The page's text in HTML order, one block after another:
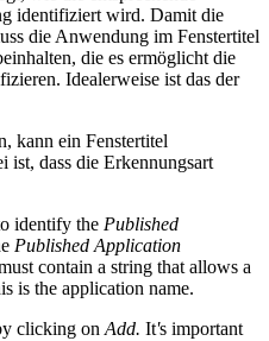
identifiziert wird. Damit die
die Anwendung im Fenstertitel
die es ermöglicht die
Idealerweise ist das der
kann ein Fenstertitel
ist, dass die Erkennungsart
identify the Published
Published Application
contain a string that allows a
is the application name.
clicking on Add. It's important